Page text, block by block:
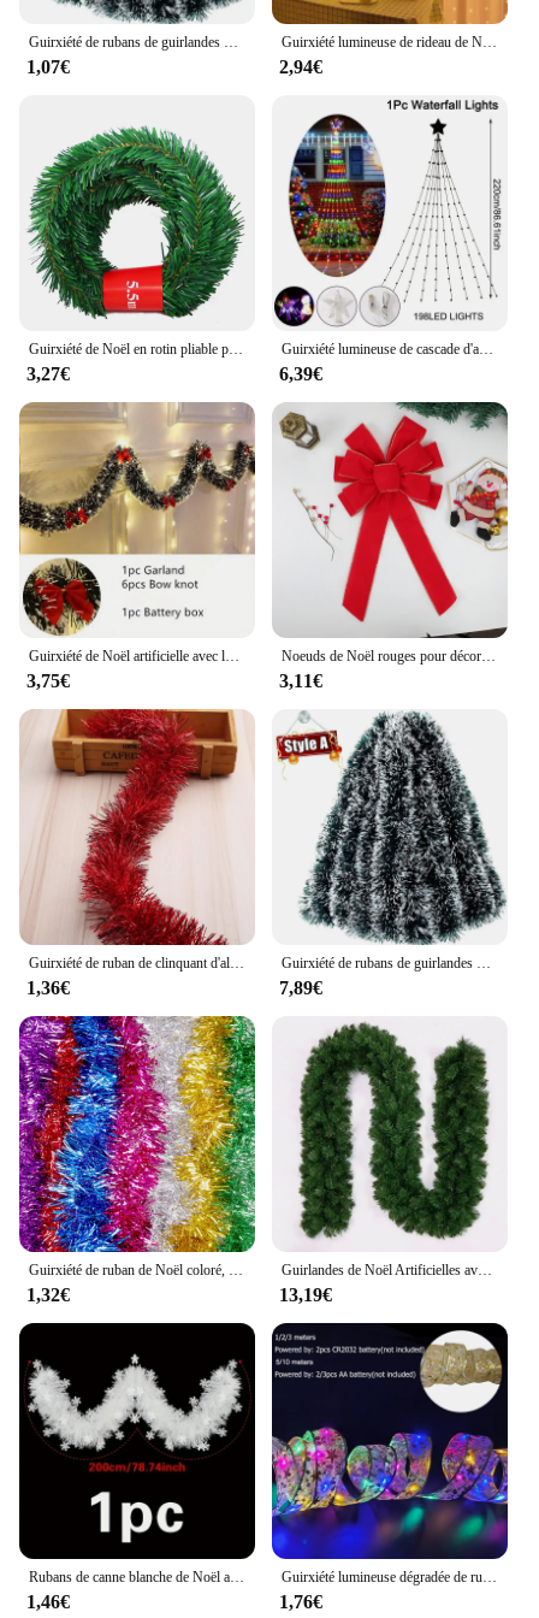
everyone who sees it.
Guirxiété de rubans de guirlandes de Noël, guirxiété de ruban de canne verte, ornement de couronne de pendentif d'arbre de Noël, fournitures de décoration de fête à la maison, vente en gros
1,07€
Guirxiété lumineuse de rideau de Noël, décorations de joyeux Noël, ornements pour la maison, cadeaux de Noël, décor de nouvel an, 2025
2,94€
Guirxiété de Noël en rotin pliable portable, décorative, anticorrosion, flexible, réaliste, bricolage, bureau, fenêtre, porte, 5.5m
3,27€
Guirxiété lumineuse de cascade d'arbre de Noël, nickel é, décorations pour la maison, ornements, nouvel an, 2024
6,39€
3,75€
Noeuds de Noël rouges pour décorations extérieures, grand arc d'arbre de Noël, couronne de velours avec bord doré scintillant, décoration de porte d'entrée
3,11€
1,36€ 7,89€
1,32€
Guirlandes de Noël Artificielles avec Pommes de Pin et Baies Rouges, Couronne de Porte, Ornements de Face, Décoration de Noël et du Nouvel An, 2.7m
13,19€
1,46€ 1,76€